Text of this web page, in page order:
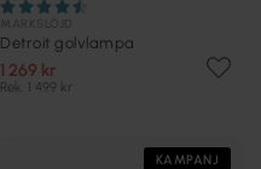
Detroit golvlampa
1 269 kr
Rek. 1 499 kr
KAMPANJ